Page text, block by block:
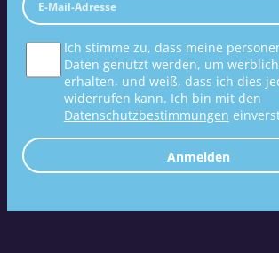
Ich stimme zu, dass meine
Daten genutzt werden, um
erhalten, und weiß, dass ich dies
widerrufen kann. Ich bin mit den
Datenschutzbestimmungen
Anmelden